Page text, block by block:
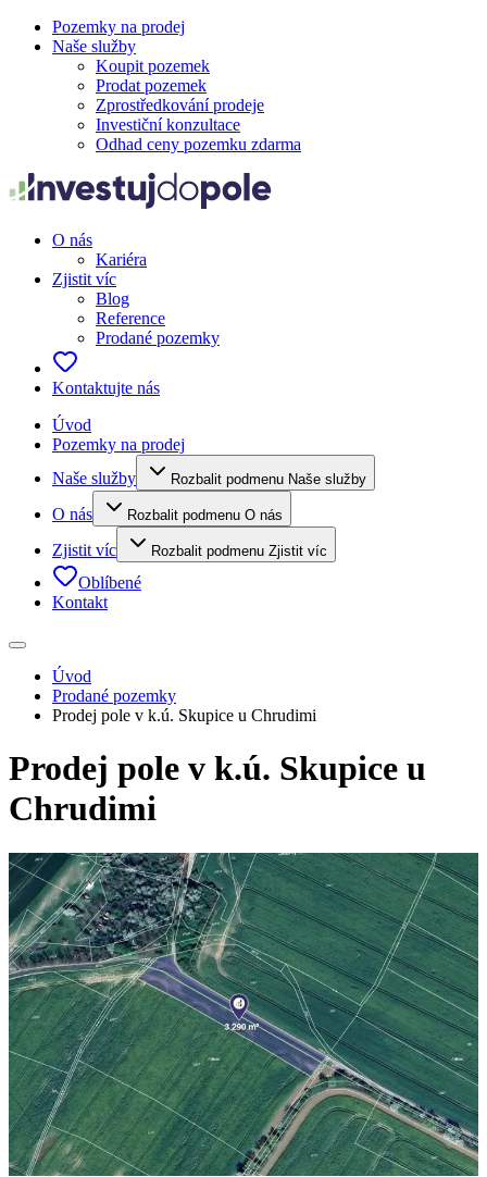
Pozemky na prodej
Naše služby
Koupit pozemek
Prodat pozemek
Zprostředkování prodeje
Investiční konzultace
Odhad ceny pozemku zdarma
O nás
Kariéra
Zjistit víc
Blog
Reference
Prodané pozemky
Kontaktujte nás
Úvod
Pozemky na prodej
Naše služby
Rozbalit podmenu Naše služby
O nás Rozbalit podmenu O nás
Zjistit víc Rozbalit podmenu Zjistit víc
Oblíbené
Kontakt
Úvod
Prodané pozemky
Prodej pole v k.ú. Skupice u Chrudimi
Prodej pole v k.ú. Skupice u
Chrudimi